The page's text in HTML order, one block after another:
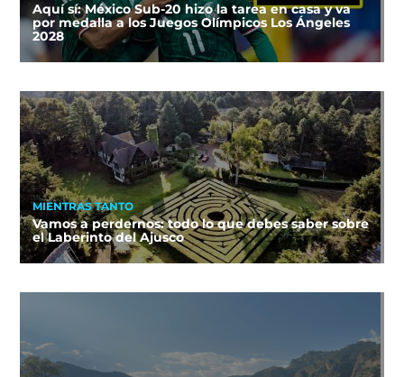
Aquí sí: México Sub-20 hizo la tarea en casa y va
por medalla a los Juegos Olímpicos Los Ángeles
2028
MIENTRAS TANTO
Vamos a perdernos: todo lo que debes saber sobre
el Laberinto del Ajusco